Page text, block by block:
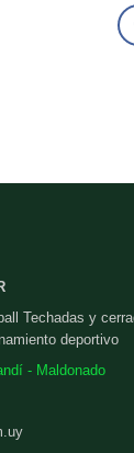
Techadas y
deportivo
- Maldonado